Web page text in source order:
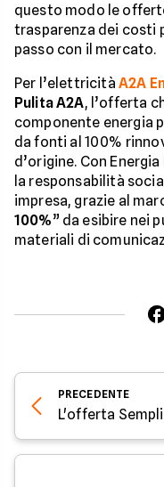
questo modo le
trasparenza dei costi
passo con il mercato.
Per l’elettricità A2A
Pulita A2A, l’offerta
componente energia
da fonti al 100%
d’origine. Con
la responsabilità
impresa, grazie al
100%” da esibire nei
materiali di
PRECEDENTE
L'offerta